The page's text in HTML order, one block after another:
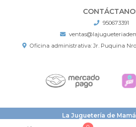
950673391
Oficina administrativa: Jr. Puquina
La Juguetería de
¿Te gusta mi tienda? Yo